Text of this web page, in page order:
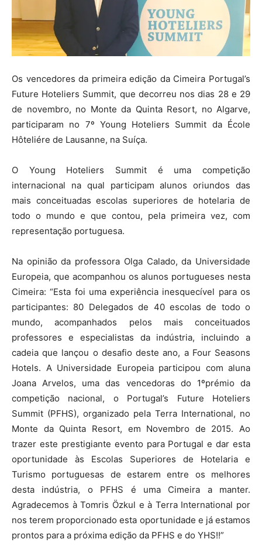
Os vencedores da primeira edição da Cimeira Portugal’s
Future Hoteliers Summit, que decorreu nos dias 28 e 29
de novembro, no Monte da Quinta Resort, no Algarve,
participaram no 7º Young Hoteliers Summit da École
Hôteliére de Lausanne, na Suíça.
O Young Hoteliers Summit é uma competição
internacional na qual participam alunos oriundos das
mais conceituadas escolas superiores de hotelaria de
todo o mundo e que contou, pela primeira vez, com
representação portuguesa.
Na opinião da professora Olga Calado, da Universidade
Europeia, que acompanhou os alunos portugueses nesta
Cimeira: “Esta foi uma experiência inesquecível para os
participantes: 80 Delegados de 40 escolas de todo o
mundo, acompanhados pelos mais conceituados
professores e especialistas da indústria, incluindo a
cadeia que lançou o desafio deste ano, a Four Seasons
Hotels. A Universidade Europeia participou com aluna
Joana Arvelos, uma das vencedoras do 1ºprémio da
competição nacional, o Portugal’s Future Hoteliers
Summit (PFHS), organizado pela Terra International, no
Monte da Quinta Resort, em Novembro de 2015. Ao
trazer este prestigiante evento para Portugal e dar esta
oportunidade às Escolas Superiores de Hotelaria e
Turismo portuguesas de estarem entre os melhores
desta indústria, o PFHS é uma Cimeira a manter.
Agradecemos à Tomris Özkul e à Terra International por
nos terem proporcionado esta oportunidade e já estamos
prontos para a próxima edição da PFHS e do YHS!!”